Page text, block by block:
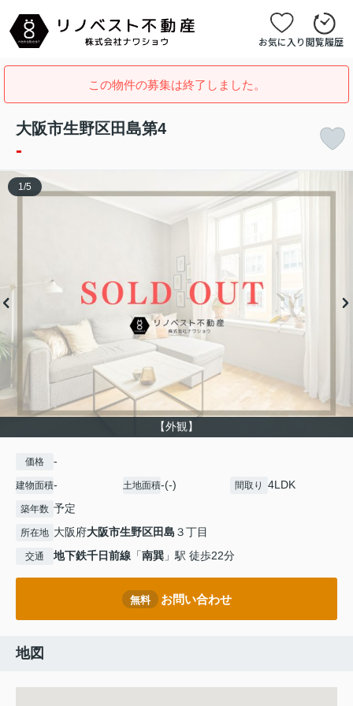
お気に入り閲覧履歴
この物件の募集は終了しました。
大阪市生野区田島第4
-
【外観】
1 /5
価格 -
建物面積- 土地面積-(-) 間取り 4LDK
築年数 予定
所在地 大阪府大阪市生野区田島 ３丁目
交通 地下鉄千日前線 「南巽 」駅 徒歩22分
無料 お問い合わせ
地図